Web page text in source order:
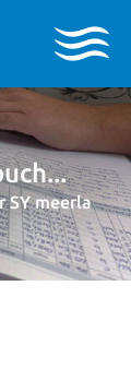
SY meerla